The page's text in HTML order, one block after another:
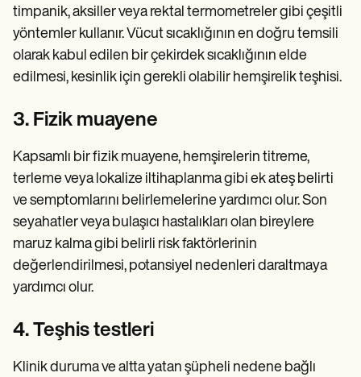
timpanik, aksiller veya rektal termometreler gibi çeşitli
yöntemler kullanır. Vücut sıcaklığının en doğru temsili
olarak kabul edilen bir çekirdek sıcaklığının elde
edilmesi, kesinlik için gerekli olabilir hemşirelik teşhisi.
3. Fizik muayene
Kapsamlı bir fizik muayene, hemşirelerin titreme,
terleme veya lokalize iltihaplanma gibi ek ateş belirti
ve semptomlarını belirlemelerine yardımcı olur. Son
seyahatler veya bulaşıcı hastalıkları olan bireylere
maruz kalma gibi belirli risk faktörlerinin
değerlendirilmesi, potansiyel nedenleri daraltmaya
yardımcı olur.
4. Teşhis testleri
Klinik duruma ve altta yatan şüpheli nedene bağlı